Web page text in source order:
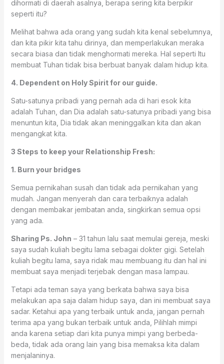
dihormati di daerah asalnya, berapa sering kita berpikir
seperti itu?
Melihat bahwa ada orang yang sudah kita kenal sebelumnya,
dan kita pikir kita tahu dirinya, dan memperlakukan meraka
secara biasa dan tidak menghormati mereka. Hal seperti Itu
membuat Tuhan tidak bisa berbuat banyak dalam hidup kita.
4. Dependent on Holy Spirit for our guide.
Satu-satunya pribadi yang pernah ada di hari esok kita
adalah Tuhan, dan Dia adalah satu-satunya pribadi yang bisa
menuntun kita, Dia tidak akan meninggalkan kita dan akan
mengangkat kita.
3 Steps to keep your Relationship Fresh:
1. Burn your bridges
Semua pernikahan susah dan tidak ada pernikahan yang
mudah. Jangan menyerah dan cara terbaiknya adalah
dengan membakar jembatan anda, singkirkan semua opsi
yang ada.
Sharing Ps. John – 31 tahun lalu saat memulai gereja, meski
saya sudah kuliah begitu lama sebagai dokter gigi. Setelah
kuliah begitu lama, saya ridak mau membuang itu dan hal ini
membuat saya menjadi terjebak dengan masa lampau.
Tetapi ada teman saya yang berkata bahwa saya bisa
melakukan apa saja dalam hidup saya, dan ini membuat saya
sadar. Ketahui apa yang terbaik untuk anda, jangan pernah
terima apa yang bukan terbaik untuk anda, Pilihlah mimpi
anda karena setiap dari kita punya mimpi yang berbeda-
beda, tidak ada orang lain yang bisa memaksa kita dalam
menjalaninya.